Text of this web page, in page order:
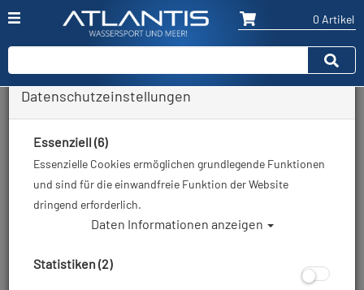
0 Artikel
Zurück
Datenschutzeinstellungen
Essenziell (6)
Essenzielle Cookies ermöglichen grundlegende Funktionen
und sind für die einwandfreie Funktion der Website
dringend erforderlich.
Daten Informationen anzeigen
Statistiken (2)